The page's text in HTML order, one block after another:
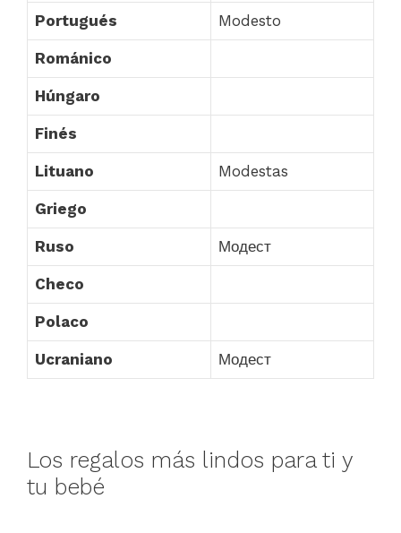
Portugués Modesto
Románico
Húngaro
Finés
Lituano Modestas
Griego
Ruso Модест
Checo
Polaco
Ucraniano Модест
Los regalos más lindos para ti y
tu bebé